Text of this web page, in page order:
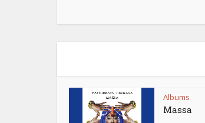
Albums
Massa